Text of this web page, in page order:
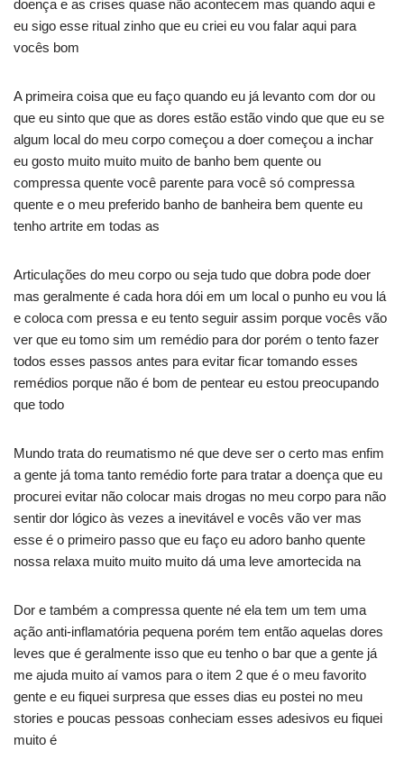
doença e as crises quase não acontecem mas quando aqui e
eu sigo esse ritual zinho que eu criei eu vou falar aqui para
vocês bom
A primeira coisa que eu faço quando eu já levanto com dor ou
que eu sinto que que as dores estão estão vindo que que eu se
algum local do meu corpo começou a doer começou a inchar
eu gosto muito muito muito de banho bem quente ou
compressa quente você parente para você só compressa
quente e o meu preferido banho de banheira bem quente eu
tenho artrite em todas as
Articulações do meu corpo ou seja tudo que dobra pode doer
mas geralmente é cada hora dói em um local o punho eu vou lá
e coloca com pressa e eu tento seguir assim porque vocês vão
ver que eu tomo sim um remédio para dor porém o tento fazer
todos esses passos antes para evitar ficar tomando esses
remédios porque não é bom de pentear eu estou preocupando
que todo
Mundo trata do reumatismo né que deve ser o certo mas enfim
a gente já toma tanto remédio forte para tratar a doença que eu
procurei evitar não colocar mais drogas no meu corpo para não
sentir dor lógico às vezes a inevitável e vocês vão ver mas
esse é o primeiro passo que eu faço eu adoro banho quente
nossa relaxa muito muito muito dá uma leve amortecida na
Dor e também a compressa quente né ela tem um tem uma
ação anti-inflamatória pequena porém tem então aquelas dores
leves que é geralmente isso que eu tenho o bar que a gente já
me ajuda muito aí vamos para o item 2 que é o meu favorito
gente e eu fiquei surpresa que esses dias eu postei no meu
stories e poucas pessoas conheciam esses adesivos eu fiquei
muito é